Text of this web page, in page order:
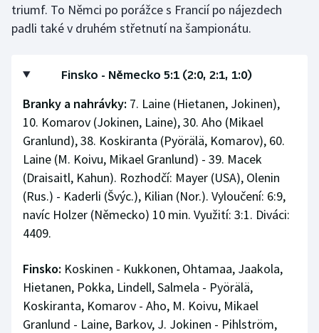
triumf. To Němci po porážce s Francií po nájezdech
padli také v druhém střetnutí na šampionátu.
Finsko - Německo 5:1 (2:0, 2:1, 1:0)
Branky a nahrávky: 7. Laine (Hietanen, Jokinen),
10. Komarov (Jokinen, Laine), 30. Aho (Mikael
Granlund), 38. Koskiranta (Pyörälä, Komarov), 60.
Laine (M. Koivu, Mikael Granlund) - 39. Macek
(Draisaitl, Kahun). Rozhodčí: Mayer (USA), Olenin
(Rus.) - Kaderli (Švýc.), Kilian (Nor.). Vyloučení: 6:9,
navíc Holzer (Německo) 10 min. Využití: 3:1. Diváci:
4409.
Finsko: Koskinen - Kukkonen, Ohtamaa, Jaakola,
Hietanen, Pokka, Lindell, Salmela - Pyörälä,
Koskiranta, Komarov - Aho, M. Koivu, Mikael
Granlund - Laine, Barkov, J. Jokinen - Pihlström,